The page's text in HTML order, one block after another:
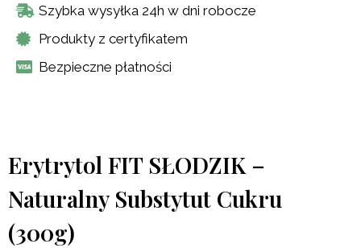
Szybka wysyłka 24h w dni robocze
Produkty z certyfikatem
Bezpieczne płatności
Erytrytol FIT SŁODZIK –
Naturalny Substytut Cukru
(300g)